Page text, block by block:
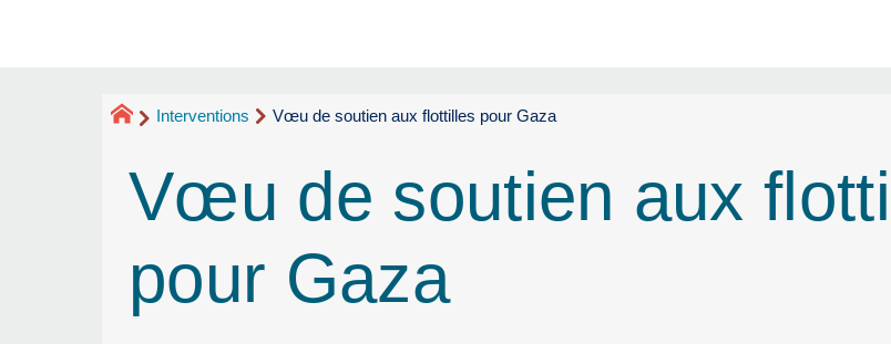
Interventions Vœu de soutien aux flottilles pour Gaza
Vœu de soutien aux
pour Gaza